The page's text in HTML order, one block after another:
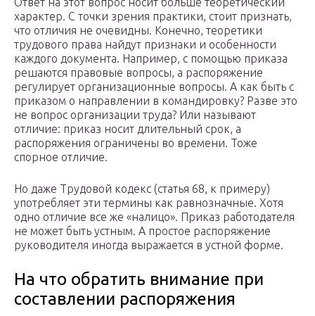
характер. С точки зрения практики, стоит признать,
что отличия не очевидны. Конечно, теоретики
трудового права найдут признаки и особенности
каждого документа. Например, с помощью приказа
решаются правовые вопросы, а распоряжение
регулирует организационные вопросы. А как быть с
приказом о направлении в командировку? Разве это
не вопрос организации труда? Или называют
отличие: приказ носит длительный срок, а
распоряжения ограничены во времени. Тоже
спорное отличие.
Но даже Трудовой кодекс (статья 68, к примеру)
употребляет эти термины как равнозначные. Хотя
одно отличие все же «налицо». Приказ работодателя
не может быть устным. А простое распоряжение
руководителя иногда выражается в устной форме.
На что обратить внимание при
составлении распоряжения